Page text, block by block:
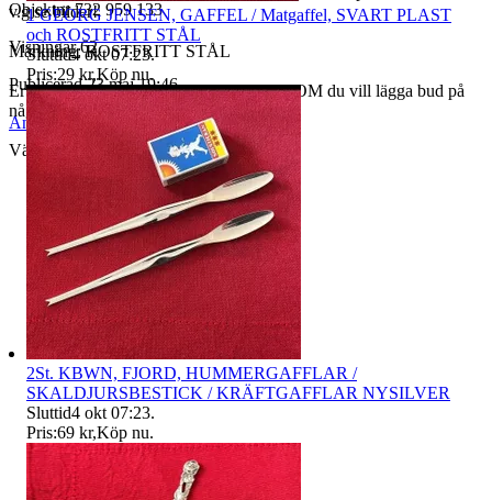
v.g se bilder!
Märkning: ROSTFRITT STÅL
Erbjuder SAMFRAKT I upp till 7 dagar OM du vill lägga bud på
något mer.
Välkommen!
Objektnr 732 959 133
Visningar 62
Publicerad 23 maj 19:46
Anmäl Sälj liknande
1 GEORG JENSEN, GAFFEL / Matgaffel, SVART PLAST
och ROSTFRITT STÅL
Sluttid4 okt 07:23.
Pris:29 kr,Köp nu.
2St. KBWN, FJORD, HUMMERGAFFLAR /
SKALDJURSBESTICK / KRÄFTGAFFLAR NYSILVER
Sluttid4 okt 07:23.
Pris:69 kr,Köp nu.